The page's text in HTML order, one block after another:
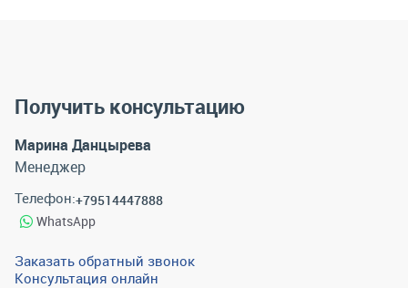
Получить консультацию
Марина Данцырева
Менеджер
Телефон:+79514447888
WhatsApp
Заказать обратный звонок
Консультация онлайн